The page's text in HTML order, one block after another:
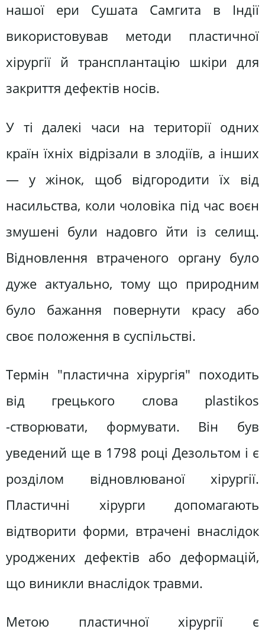
нашої ери Сушата Самгита в Індії
використовував методи пластичної
хірургії й трансплантацію шкіри для
закриття дефектів носів.
У ті далекі часи на території одних
країн їхніх відрізали в злодіїв, а інших
— у жінок, щоб відгородити їх від
насильства, коли чоловіка під час воєн
змушені були надовго йти із селищ.
Відновлення втраченого органу було
дуже актуально, тому що природним
було бажання повернути красу або
своє положення в суспільстві.
Термін "пластична хірургія" походить
від грецького слова plastikos
-створювати, формувати. Він був
уведений ще в 1798 році Дезольтом і є
розділом відновлюваної хірургії.
Пластичні хірурги допомагають
відтворити форми, втрачені внаслідок
уроджених дефектів або деформацій,
що виникли внаслідок травми.
Метою пластичної хірургії є